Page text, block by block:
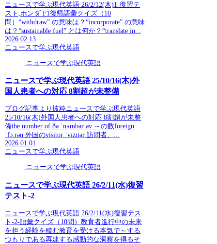
ニュースで学ぶ現代英語 26/2/12(木)1-復習テ
スト,ホンダ F1復帰語彙クイズ（10
問）“withdraw” の意味は？“incorporate” の意味
は？“sustainable fuel” とは何か？“translate in...
2026.02.13
ニュースで学ぶ現代英語
ニュースで学ぶ現代英語
ニュースで学ぶ現代英語 25/10/16(木)外
国人患者への対応 8割超が未整備
ブログ記事より抜粋ニュースで学ぶ現代英語
25/10/16(木)外国人患者への対応 8割超が未整
備the number of ðə ˈnʌmbər əv ～の数foreign
ˈfɔːrən 外国のvisitor ˈvɪzɪtər 訪問者、...
2026.01.01
ニュースで学ぶ現代英語
ニュースで学ぶ現代英語
ニュースで学ぶ現代英語 26/2/11(水)復習
テスト-2
ニュースで学ぶ現代英語 26/2/11(水)復習テス
ト-2-語彙クイズ（10問）教育者進行中の未来
を担う経験を積む教育を受ける本気で～する
つもりである再建する感動的な洞察を得るそ